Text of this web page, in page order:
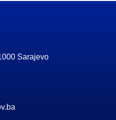
Sarajevo